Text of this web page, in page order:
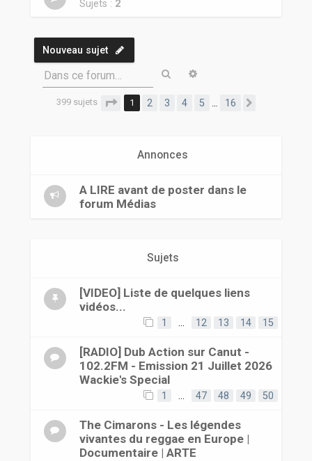
Sujets : 2
Nouveau sujet
Dans ce forum… Rechercher
399 sujets Page 1sur
1 2 3 4 5 16
Annonces
A LIRE avant de poster dans le
forum Médias
Sujets
[VIDEO] Liste de quelques liens
vidéos...
1 12 13 14 15
[RADIO] Dub Action sur Canut -
102.2FM - Emission 21 Juillet 2026
Wackie's Special
1 47 48 49 50
The Cimarons - Les légendes
vivantes du reggae en Europe |
Documentaire | ARTE